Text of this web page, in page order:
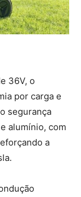
36V, o
por carga e
segurança
alumínio, com
a